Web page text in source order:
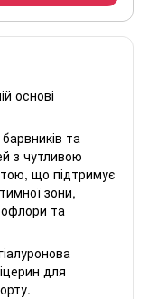
основі
та
з чутливою
що підтримує
зони,
та
для